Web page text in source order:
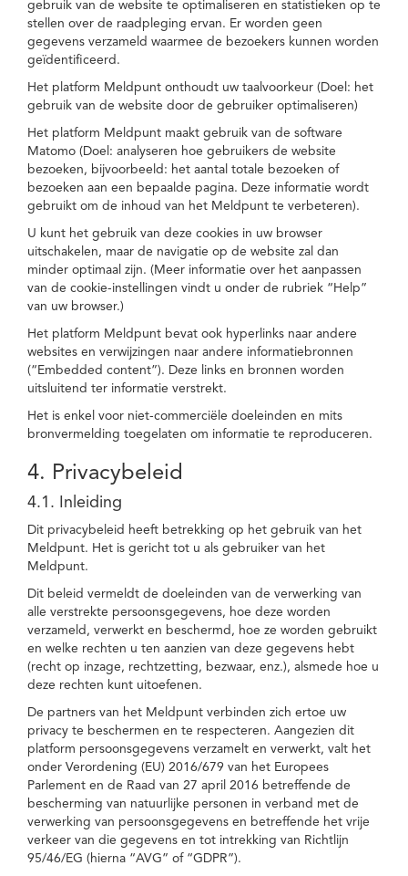
gebruik van de website te optimaliseren en statistieken op te
stellen over de raadpleging ervan. Er worden geen
gegevens verzameld waarmee de bezoekers kunnen worden
geïdentificeerd.
Het platform Meldpunt onthoudt uw taalvoorkeur (Doel: het
gebruik van de website door de gebruiker optimaliseren)
Het platform Meldpunt maakt gebruik van de software
Matomo (Doel: analyseren hoe gebruikers de website
bezoeken, bijvoorbeeld: het aantal totale bezoeken of
bezoeken aan een bepaalde pagina. Deze informatie wordt
gebruikt om de inhoud van het Meldpunt te verbeteren).
U kunt het gebruik van deze cookies in uw browser
uitschakelen, maar de navigatie op de website zal dan
minder optimaal zijn. (Meer informatie over het aanpassen
van de cookie-instellingen vindt u onder de rubriek “Help”
van uw browser.)
Het platform Meldpunt bevat ook hyperlinks naar andere
websites en verwijzingen naar andere informatiebronnen
(“Embedded content”). Deze links en bronnen worden
uitsluitend ter informatie verstrekt.
Het is enkel voor niet-commerciële doeleinden en mits
bronvermelding toegelaten om informatie te reproduceren.
4. Privacybeleid
4.1. Inleiding
Dit privacybeleid heeft betrekking op het gebruik van het
Meldpunt. Het is gericht tot u als gebruiker van het
Meldpunt.
Dit beleid vermeldt de doeleinden van de verwerking van
alle verstrekte persoonsgegevens, hoe deze worden
verzameld, verwerkt en beschermd, hoe ze worden gebruikt
en welke rechten u ten aanzien van deze gegevens hebt
(recht op inzage, rechtzetting, bezwaar, enz.), alsmede hoe u
deze rechten kunt uitoefenen.
De partners van het Meldpunt verbinden zich ertoe uw
privacy te beschermen en te respecteren. Aangezien dit
platform persoonsgegevens verzamelt en verwerkt, valt het
onder Verordening (EU) 2016/679 van het Europees
Parlement en de Raad van 27 april 2016 betreffende de
bescherming van natuurlijke personen in verband met de
verwerking van persoonsgegevens en betreffende het vrije
verkeer van die gegevens en tot intrekking van Richtlijn
95/46/EG (hierna “AVG” of “GDPR”).